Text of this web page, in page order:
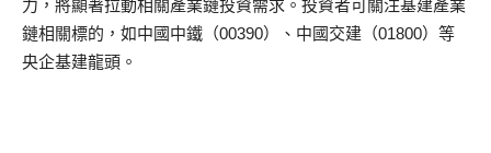
力，將顯著拉動相關產業鏈投資需求。投資者可關注基建產業
鏈相關標的，如中國中鐵（00390）、中國交建（01800）等
央企基建龍頭。